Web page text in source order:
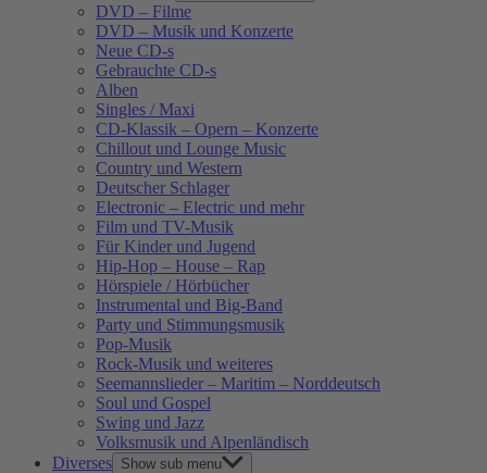
DVD – Filme
DVD – Musik und Konzerte
Neue CD-s
Gebrauchte CD-s
Alben
Singles / Maxi
CD-Klassik – Opern – Konzerte
Chillout und Lounge Music
Country und Western
Deutscher Schlager
Electronic – Electric und mehr
Film und TV-Musik
Für Kinder und Jugend
Hip-Hop – House – Rap
Hörspiele / Hörbücher
Instrumental und Big-Band
Party und Stimmungsmusik
Pop-Musik
Rock-Musik und weiteres
Seemannslieder – Maritim – Norddeutsch
Soul und Gospel
Swing und Jazz
Volksmusik und Alpenländisch
Diverses Show sub menu